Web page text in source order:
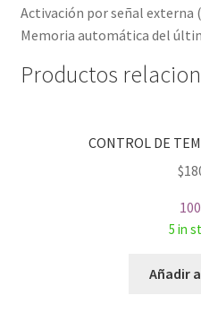
Activación por señal externa
Memoria automática del
Productos
CONTROL DE
$
5 in
Añadir